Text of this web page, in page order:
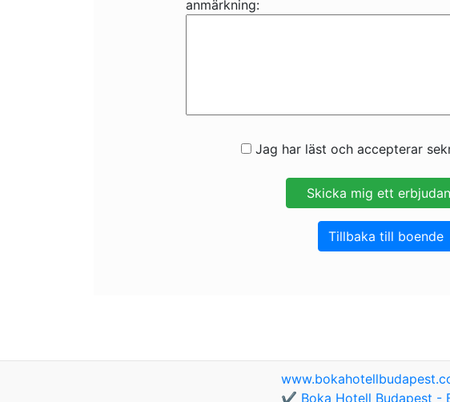
anmärkning:
Jag har läst och accepterar
Tillbaka till boende
✔️ Boka Hotell Budapest -